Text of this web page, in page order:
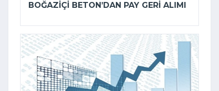
BOĞAZIÇI BETON’DAN PAY GERI ALIMI